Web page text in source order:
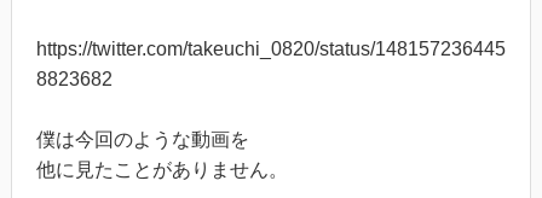
https://twitter.com/takeuchi_0820/status/148157236445
8823682
僕は今回のような動画を
他に見たことがありません。